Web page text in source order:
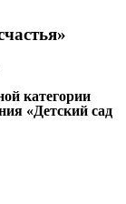
категории
«Детский сад